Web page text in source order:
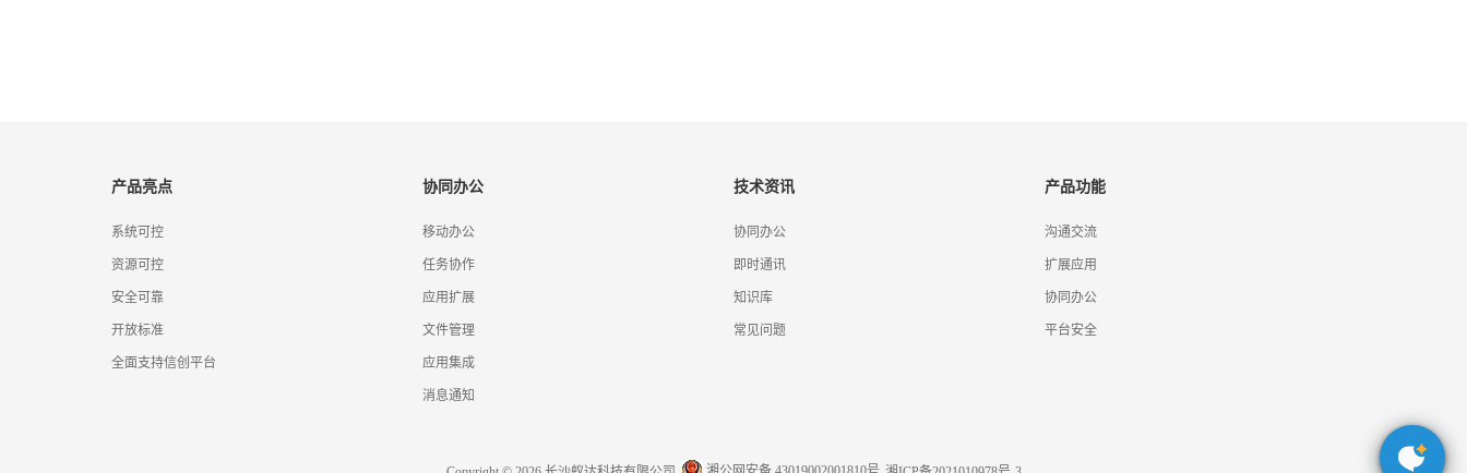
产品亮点
系统可控
资源可控
安全可靠
开放标准
全面支持信创平台
协同办公
移动办公
任务协作
应用扩展
文件管理
应用集成
消息通知
技术资讯
协同办公
即时通讯
知识库
常见问题
产品功能
沟通交流
扩展应用
协同办公
平台安全